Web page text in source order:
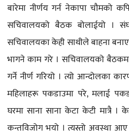
बारेमा नीर्णय गर्न नेकापा चौमको
सचिवालयको बैठक बोलाईयो ।
सचिवालयका केही साथीले बाहना
भागने काम गरे । सचिवालयको
गर्ने नीर्ण गरियो । त्यो आन्दोलका
महिलाहरू पकडाउमा परे, मलाई
घरमा साना साना केटा केटी मात्रै ।
कन्तविजोग भयो । त्यस्तो अवस्था